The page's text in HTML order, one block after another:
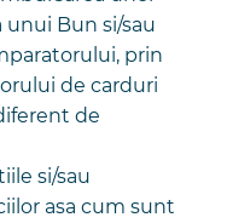
Bun si/sau
prin
de carduri
de
si/sau
asa cum sunt